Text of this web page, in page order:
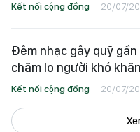
Kết nối cộng đồng 20/07/
Đêm nhạc gây quỹ gần
chăm lo người khó khăn
Kết nối cộng đồng 20/07/